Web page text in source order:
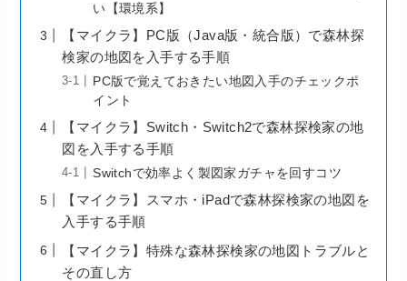
い【環境系】
【マイクラ】PC版（Java版・統合版）で森林探
検家の地図を入手する手順
PC版で覚えておきたい地図入手のチェックポ
イント
【マイクラ】Switch・Switch2で森林探検家の地
図を入手する手順
Switchで効率よく製図家ガチャを回すコツ
【マイクラ】スマホ・iPadで森林探検家の地図を
入手する手順
【マイクラ】特殊な森林探検家の地図トラブルと
その直し方